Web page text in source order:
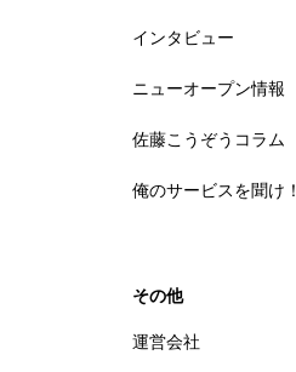
インタビュー
ニューオープン情報
佐藤こうぞうコラム
俺のサービスを聞け！
その他
運営会社